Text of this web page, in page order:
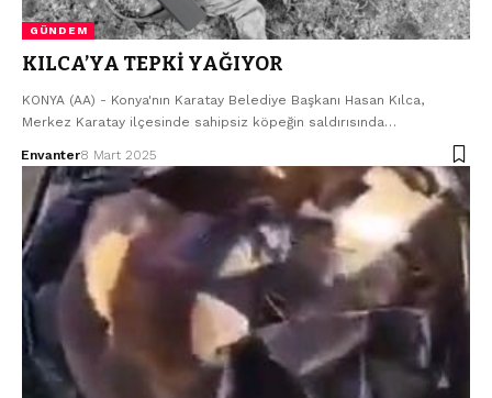
GÜNDEM
KILCA’YA TEPKİ YAĞIYOR
KONYA (AA) - Konya'nın Karatay Belediye Başkanı Hasan Kılca,
Merkez Karatay ilçesinde sahipsiz köpeğin saldırısında…
Envanter8 Mart 2025